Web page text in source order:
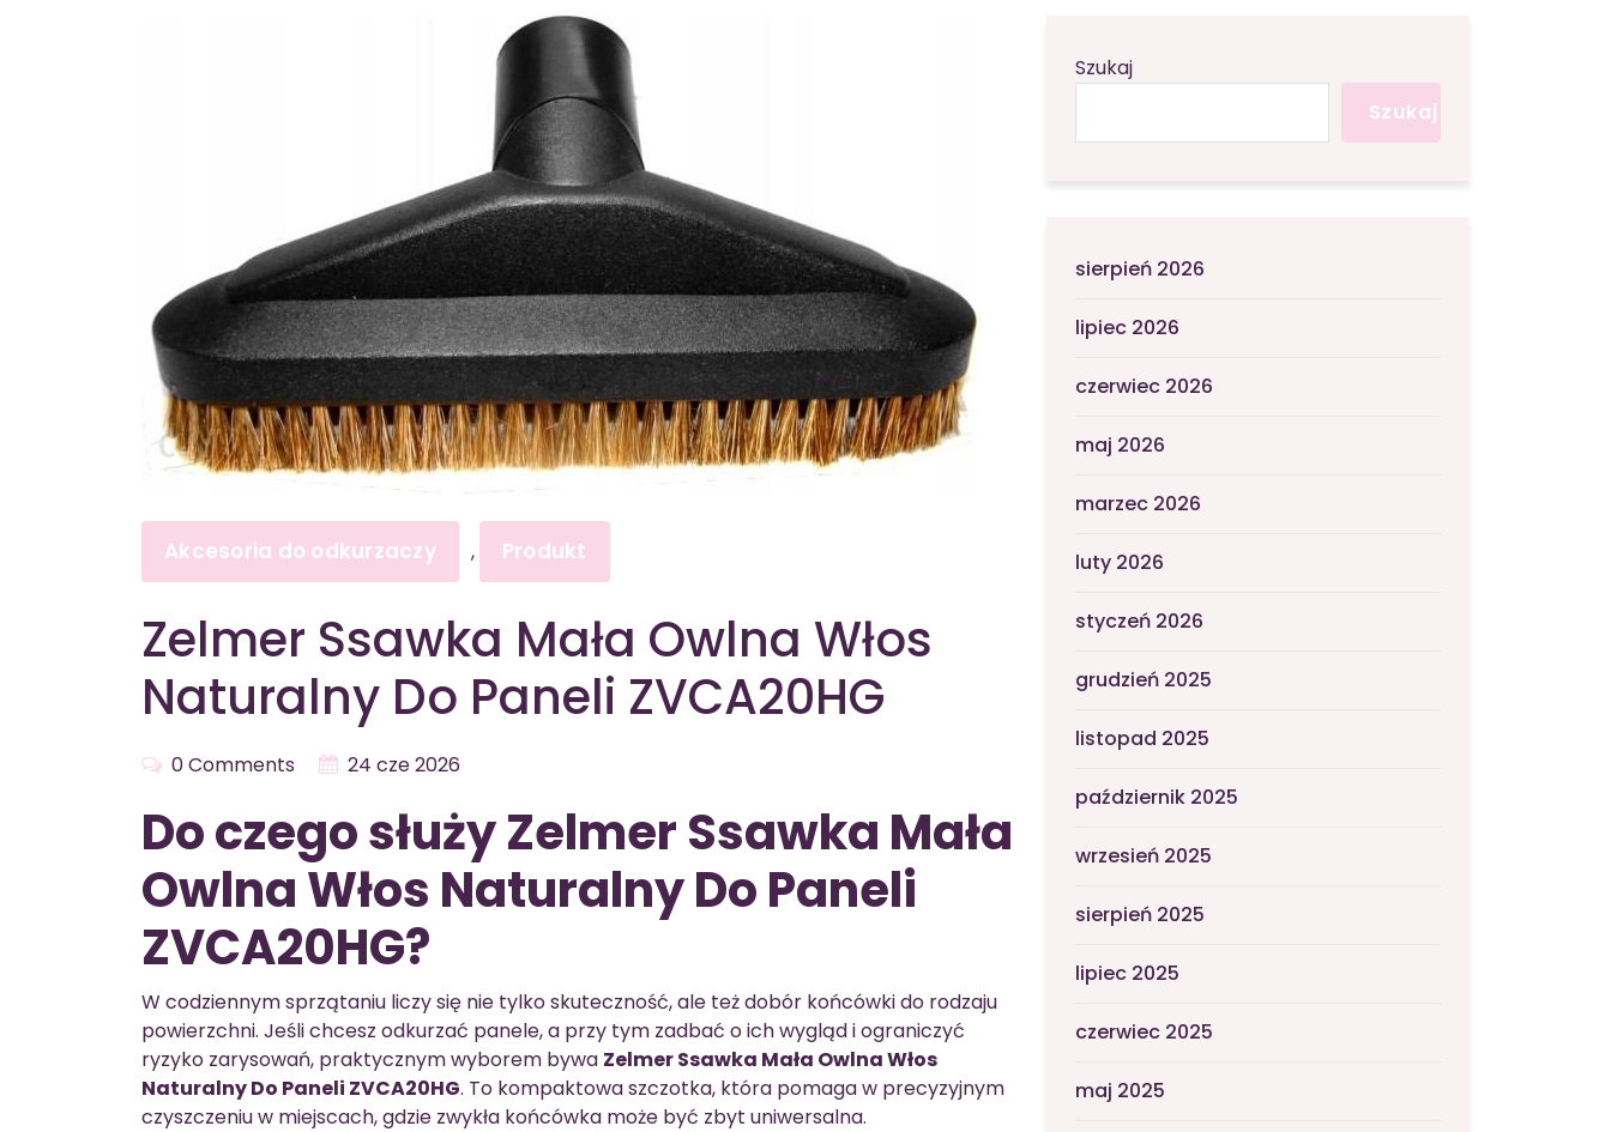
Akcesoria do odkurzaczy , Produkt
Zelmer Ssawka Mała Owlna Włos
Naturalny Do Paneli ZVCA20HG
0 Comments 24 cze 2026
Do czego służy Zelmer Ssawka Mała
Owlna Włos Naturalny Do Paneli
ZVCA20HG?
W codziennym sprzątaniu liczy się nie tylko skuteczność, ale też dobór końcówki do rodzaju
powierzchni. Jeśli chcesz odkurzać panele, a przy tym zadbać o ich wygląd i ograniczyć
ryzyko zarysowań, praktycznym wyborem bywa Zelmer Ssawka Mała Owlna Włos
Naturalny Do Paneli ZVCA20HG. To kompaktowa szczotka, która pomaga w precyzyjnym
czyszczeniu w miejscach, gdzie zwykła końcówka może być zbyt uniwersalna.
Szukaj
Szukaj
sierpień 2026
lipiec 2026
czerwiec 2026
maj 2026
marzec 2026
luty 2026
styczeń 2026
grudzień 2025
listopad 2025
październik 2025
wrzesień 2025
sierpień 2025
lipiec 2025
czerwiec 2025
maj 2025